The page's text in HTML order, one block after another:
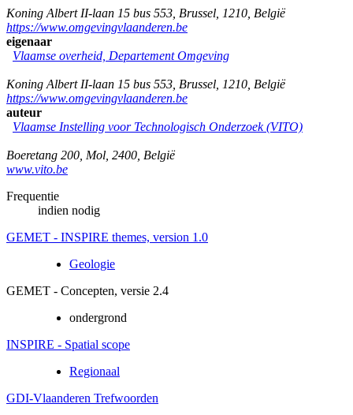
Koning Albert II-laan 15 bus 553 Brussel 1210 België
https://www.omgevingvlaanderen.be
eigenaar
Vlaamse overheid, Departement Omgeving
Koning Albert II-laan 15 bus 553 Brussel 1210 België
https://www.omgevingvlaanderen.be
auteur
Vlaamse Instelling voor Technologisch Onderzoek (VITO)
Boeretang 200 Mol 2400 België
www.vito.be
Frequentie
indien nodig
GEMET - INSPIRE themes, version 1.0
Geologie
GEMET - Concepten, versie 2.4
ondergrond
INSPIRE - Spatial scope
Regionaal
GDI-Vlaanderen Trefwoorden